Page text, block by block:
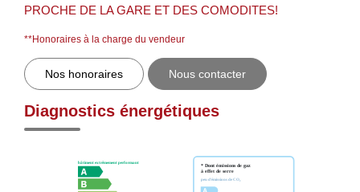
PROCHE DE LA GARE ET DES COMODITES!
**Honoraires à la charge du vendeur
Nos honoraires Nous contacter
Diagnostics énergétiques